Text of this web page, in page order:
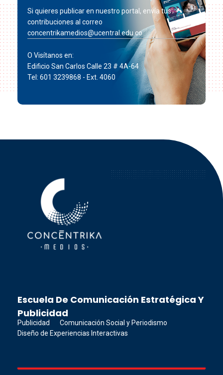
Si quieres publicar en nuestro portal, envía tus
contribuciones al correo
concentrikamedios@ucentral.edu.co
O Visítanos en:
Edificio San Carlos Calle 23 # 4A-64
Tel: 601 3239868 - Ext. 4060
Escuela De Comunicación Estratégica Y
Publicidad
Publicidad
Comunicación Social y Periodismo
Diseño de Experiencias Interactivas